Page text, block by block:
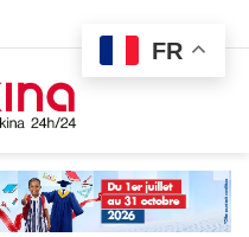
FR